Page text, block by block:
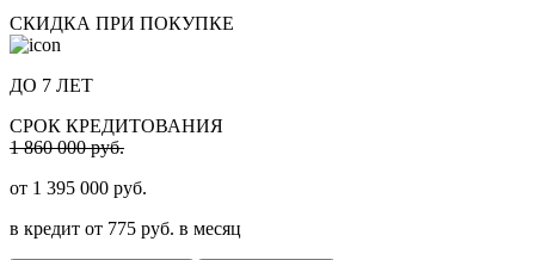
СКИДКА ПРИ ПОКУПКЕ
ДО 7 ЛЕТ
СРОК КРЕДИТОВАНИЯ
1 860 000 руб.
от 1 395 000 руб.
в кредит от 775 руб. в месяц